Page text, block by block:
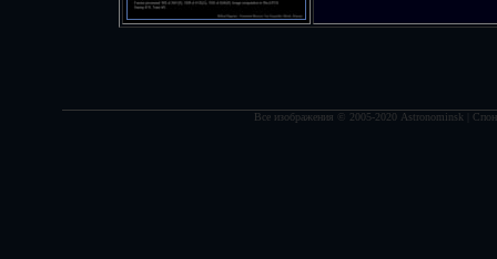
Все изображения © 2005-2020 Astronominsk |